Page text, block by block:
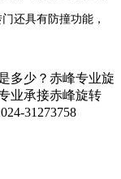
还具有防撞功能，
多少？赤峰专业旋
业承接赤峰旋转
31273758